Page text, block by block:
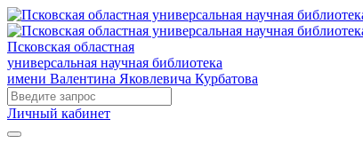
Псковская областная
универсальная научная библиотека
имени Валентина Яковлевича Курбатова
Личный кабинет